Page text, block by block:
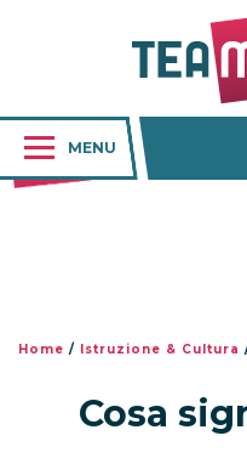
MENU
Home / Istruzione & Cultura
Cosa